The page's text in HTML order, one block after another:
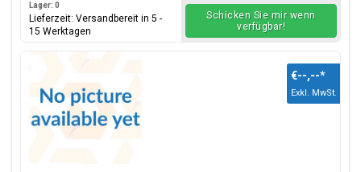
Lager: 0
Lieferzeit: Versandbereit in 5 -
15 Werktagen
Schicken Sie mir wenn
verfügbar!
€--,--*
Exkl. MwSt.